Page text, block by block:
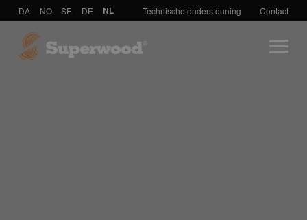
DA NO SE DE NL Technische ondersteuning Contact